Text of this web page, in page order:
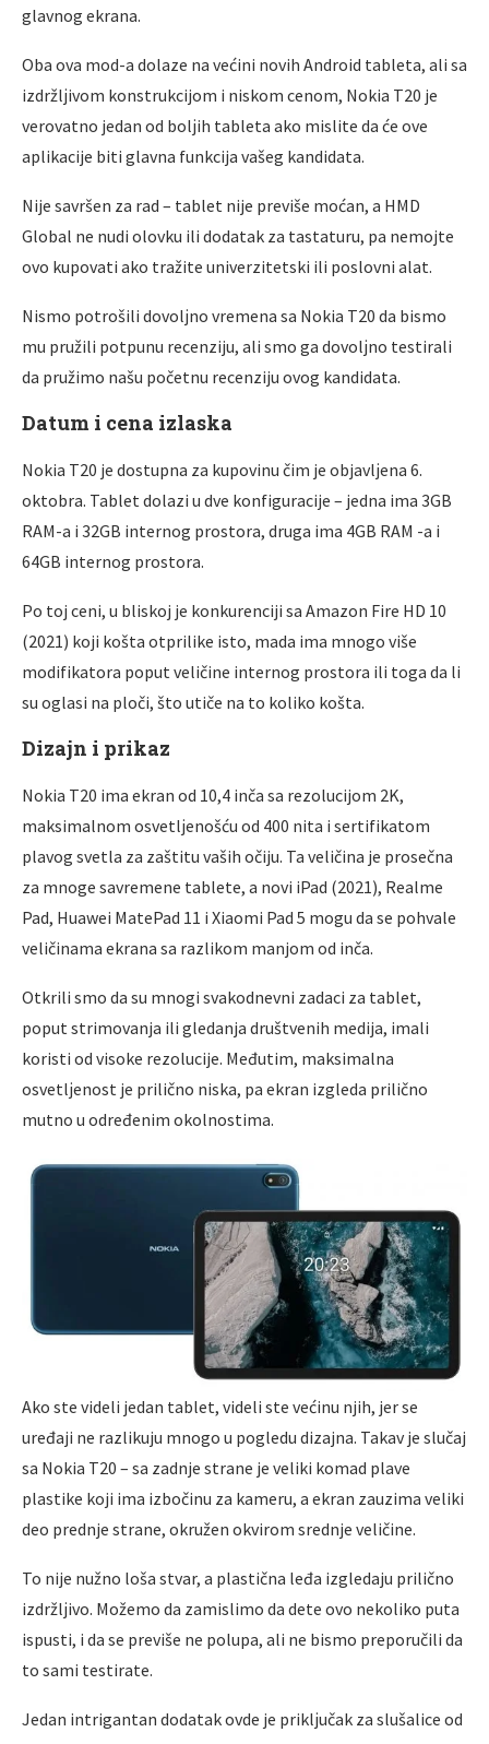
glavnog ekrana.
Oba ova mod-a dolaze na većini novih Android tableta, ali sa
izdržlјivom konstrukcijom i niskom cenom, Nokia T20 je
verovatno jedan od bolјih tableta ako mislite da će ove
aplikacije biti glavna funkcija vašeg kandidata.
Nije savršen za rad – tablet nije previše moćan, a HMD
Global ne nudi olovku ili dodatak za tastaturu, pa nemojte
ovo kupovati ako tražite univerzitetski ili poslovni alat.
Nismo potrošili dovolјno vremena sa Nokia T20 da bismo
mu pružili potpunu recenziju, ali smo ga dovolјno testirali
da pružimo našu početnu recenziju ovog kandidata.
Datum i cena izlaska
Nokia T20 je dostupna za kupovinu čim je objavlјena 6.
oktobra. Tablet dolazi u dve konfiguracije – jedna ima 3GB
RAM-a i 32GB internog prostora, druga ima 4GB RAM -a i
64GB internog prostora.
Po toj ceni, u bliskoj je konkurenciji sa Amazon Fire HD 10
(2021) koji košta otprilike isto, mada ima mnogo više
modifikatora poput veličine internog prostora ili toga da li
su oglasi na ploči, što utiče na to koliko košta.
Dizajn i prikaz
Nokia T20 ima ekran od 10,4 inča sa rezolucijom 2K,
maksimalnom osvetlјenošću od 400 nita i sertifikatom
plavog svetla za zaštitu vaših očiju. Ta veličina je prosečna
za mnoge savremene tablete, a novi iPad (2021), Realme
Pad, Huawei MatePad 11 i Xiaomi Pad 5 mogu da se pohvale
veličinama ekrana sa razlikom manjom od inča.
Otkrili smo da su mnogi svakodnevni zadaci za tablet,
poput strimovanja ili gledanja društvenih medija, imali
koristi od visoke rezolucije. Međutim, maksimalna
osvetlјenost je prilično niska, pa ekran izgleda prilično
mutno u određenim okolnostima.
Ako ste videli jedan tablet, videli ste većinu njih, jer se
uređaji ne razlikuju mnogo u pogledu dizajna. Takav je slučaj
sa Nokia T20 – sa zadnje strane je veliki komad plave
plastike koji ima izbočinu za kameru, a ekran zauzima veliki
deo prednje strane, okružen okvirom srednje veličine.
To nije nužno loša stvar, a plastična leđa izgledaju prilično
izdržlјivo. Možemo da zamislimo da dete ovo nekoliko puta
ispusti, i da se previše ne polupa, ali ne bismo preporučili da
to sami testirate.
Jedan intrigantan dodatak ovde je priklјučak za slušalice od